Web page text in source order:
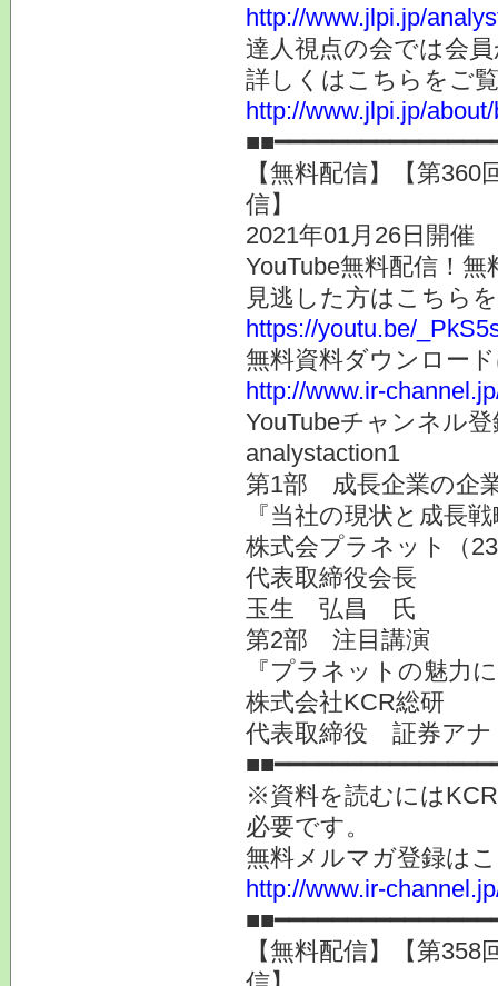
http://www.jlpi.jp/
達人視点の会では会
詳しくはこちらをご
http://www.jlpi.jp/
【無料配信】【第
信】
2021年01月26日開催
YouTube無料配信！
見逃した方はこちら
https://youtu.be/
無料資料ダウンロー
http://www.ir-
YouTubeチャンネル
analystaction1
第1部 成長企業の企
『当社の現状と成長
株式会プラネット（
代表取締役会長
玉生 弘昌 氏
第2部 注目講演
『プラネットの魅力
株式会社KCR総研
代表取締役 証券ア
※資料を読むには
必要です。
無料メルマガ登録は
http://www.ir-
【無料配信】【第